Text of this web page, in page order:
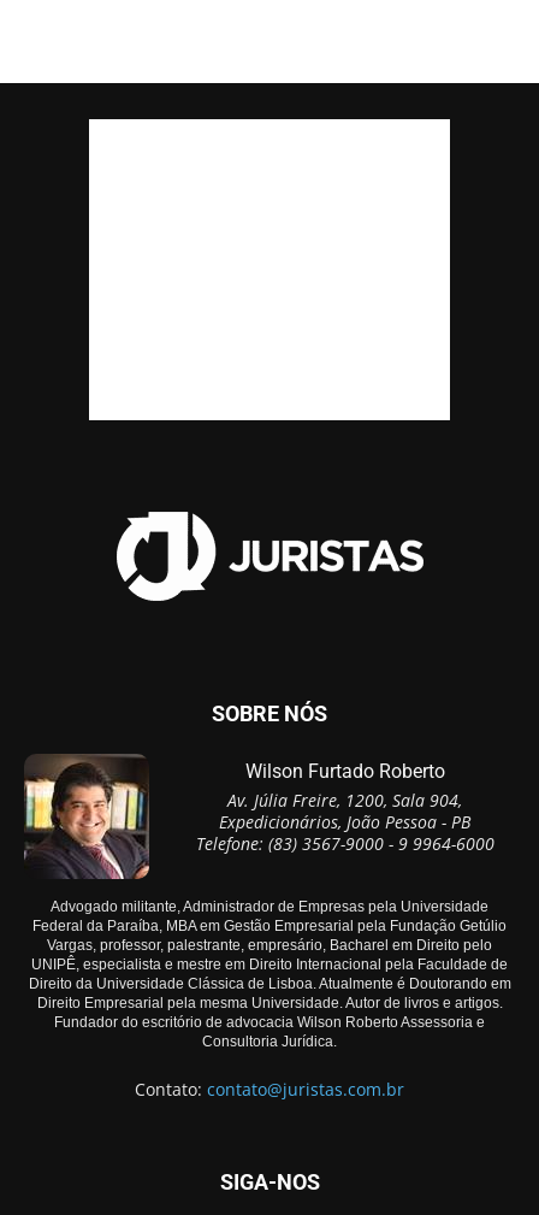
SOBRE NÓS
Wilson Furtado Roberto
Av. Júlia Freire, 1200, Sala 904,
Expedicionários, João Pessoa - PB
Telefone: (83) 3567-9000 - 9 9964-6000
Advogado militante, Administrador de Empresas pela Universidade
Federal da Paraíba, MBA em Gestão Empresarial pela Fundação Getúlio
Vargas, professor, palestrante, empresário, Bacharel em Direito pelo
UNIPÊ, especialista e mestre em Direito Internacional pela Faculdade de
Direito da Universidade Clássica de Lisboa. Atualmente é Doutorando em
Direito Empresarial pela mesma Universidade. Autor de livros e artigos.
Fundador do escritório de advocacia Wilson Roberto Assessoria e
Consultoria Jurídica.
Contato: contato@juristas.com.br
SIGA-NOS